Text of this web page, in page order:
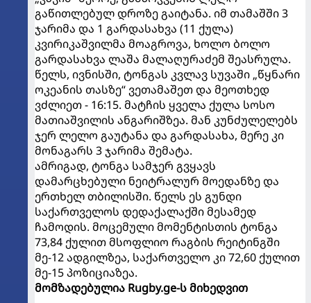
გაწითლებულ დროზე გაიტანა. იმ თამაშში 3
ჯარიმა და 1 გარდასახვა (11 ქულა)
კვირიკაშვილმა მოაგროვა, ხოლო ბოლო
გარდასახვა ლაშა მალაღურაძემ შეასრულა.
წელს, ივნისში, ტონგას კვლავ სუვაში „წყნარი
ოკეანის თასზე“ ვეთამაშეთ და მეოთხედ
ვძლიეთ - 16:15. მატჩის ყველა ქულა სოსო
მათიაშვილის ანგარიშზეა. მან კუნძულელებს
ჯერ ლელო გაუტანა და გარდასახა, მერე კი
მონაგარს 3 ჯარიმა შემატა.
ამრიგად, ტონგა სამჯერ გვყავს
დამარცხებული ნეიტრალურ მოედანზე და
ერთხელ თბილისში. წელს ეს გუნდი
საქართველოს დედაქალაქში მესამედ
ჩამოდის. მოცემული მომენტისთის ტონგა
73,84 ქულით მსოფლიო რაგბის რეიტინგში
მე-12 ადგილზეა, საქართველო კი 72,60 ქულით
მე-15 პოზიციაზეა.
მომზადებულია Rugby.ge-ს მიხედვით